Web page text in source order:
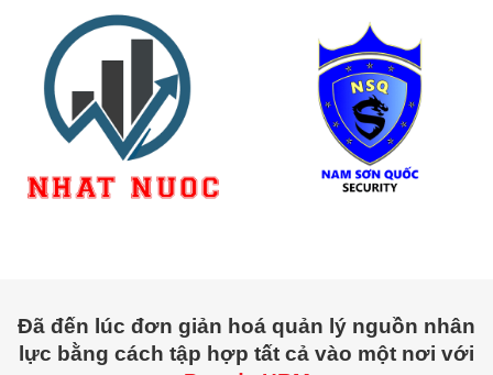
Đã đến lúc đơn giản hoá quản lý nguồn nhân
lực bằng cách tập hợp tất cả vào một nơi với